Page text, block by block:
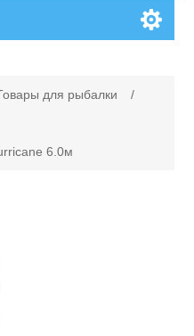
для рыбалки
/
6.0м